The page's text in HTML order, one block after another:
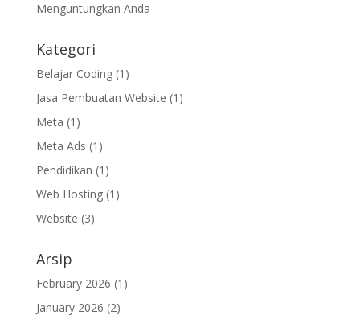
Menguntungkan Anda
Kategori
Belajar Coding(1)
Jasa Pembuatan Website (1)
Meta (1)
Meta Ads (1)
Pendidikan (1)
Web Hosting(1)
Website (3)
Arsip
February 2026 (1)
January 2026 (2)